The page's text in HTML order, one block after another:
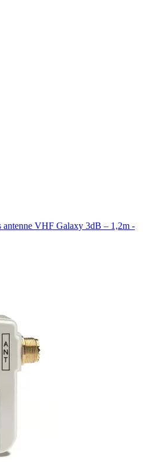
antenne VHF Galaxy 3dB – 1,2m -